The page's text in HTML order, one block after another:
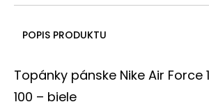
POPIS PRODUKTU
Topánky pánske Nike Air Force
100 – biele